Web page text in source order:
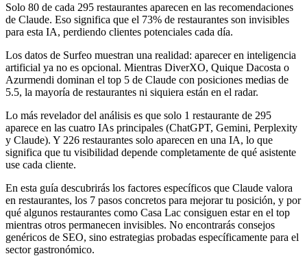
Solo 80 de cada 295 restaurantes aparecen en las recomendaciones
de Claude. Eso significa que el 73% de restaurantes son invisibles
para esta IA, perdiendo clientes potenciales cada día.
Los datos de Surfeo muestran una realidad: aparecer en inteligencia
artificial ya no es opcional. Mientras DiverXO, Quique Dacosta o
Azurmendi dominan el top 5 de Claude con posiciones medias de
5.5, la mayoría de restaurantes ni siquiera están en el radar.
Lo más revelador del análisis es que solo 1 restaurante de 295
aparece en las cuatro IAs principales (ChatGPT, Gemini, Perplexity
y Claude). Y 226 restaurantes solo aparecen en una IA, lo que
significa que tu visibilidad depende completamente de qué asistente
use cada cliente.
En esta guía descubrirás los factores específicos que Claude valora
en restaurantes, los 7 pasos concretos para mejorar tu posición, y por
qué algunos restaurantes como Casa Lac consiguen estar en el top
mientras otros permanecen invisibles. No encontrarás consejos
genéricos de SEO, sino estrategias probadas específicamente para el
sector gastronómico.